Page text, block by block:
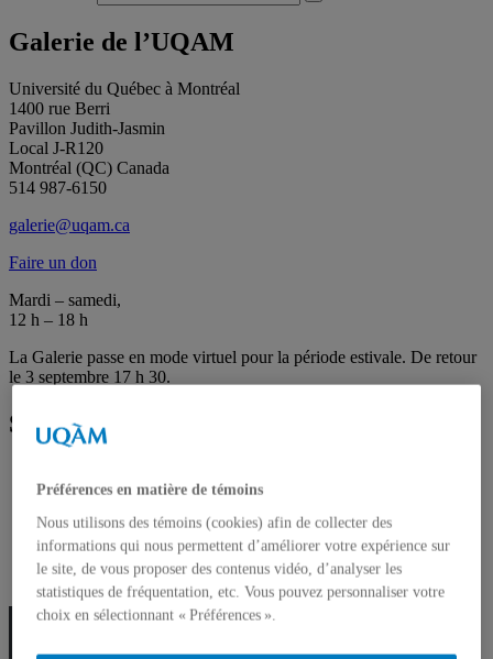
for:
Search
Galerie de l’UQAM
Université du Québec à Montréal
1400 rue Berri
Pavillon Judith-Jasmin
Local J-R120
Montréal (QC) Canada
514 987-6150
galerie@uqam.ca
Faire un don
Mardi – samedi,
12 h – 18 h
La Galerie passe en mode virtuel pour la période estivale. De retour
le 3 septembre 17 h 30.
Suivez la galerie
Français
English
Préférences en matière de témoins
Nous utilisons des témoins (cookies) afin de collecter des
informations qui nous permettent d’améliorer votre expérience sur
le site, de vous proposer des contenus vidéo, d’analyser les
statistiques de fréquentation, etc. Vous pouvez personnaliser votre
choix en sélectionnant « Préférences ».